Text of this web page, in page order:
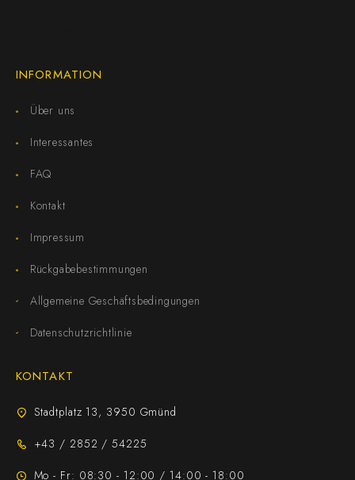
INFORMATION
Über uns
Interessantes
FAQ
Kontakt
Impressum
Rückgabebestimmungen
Allgemeine Geschäftsbedingungen
Datenschutzrichtlinie
KONTAKT
Stadtplatz 13, 3950 Gmünd
+43 / 2852 / 54225
Mo - Fr: 08:30 - 12:00 / 14:00 - 18:00